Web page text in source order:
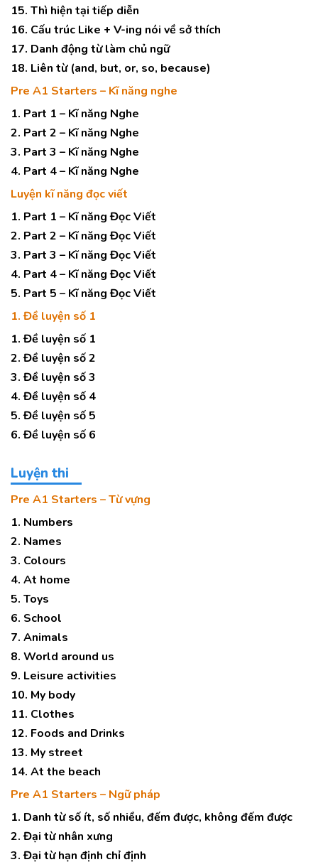
15. Thì hiện tại tiếp diễn
16. Cấu trúc Like + V-ing nói về sở thích
17. Danh động từ làm chủ ngữ
18. Liên từ (and, but, or, so, because)
Pre A1 Starters – Kĩ năng nghe
1. Part 1 – Kĩ năng Nghe
2. Part 2 – Kĩ năng Nghe
3. Part 3 – Kĩ năng Nghe
4. Part 4 – Kĩ năng Nghe
Luyện kĩ năng đọc viết
1. Part 1 – Kĩ năng Đọc Viết
2. Part 2 – Kĩ năng Đọc Viết
3. Part 3 – Kĩ năng Đọc Viết
4. Part 4 – Kĩ năng Đọc Viết
5. Part 5 – Kĩ năng Đọc Viết
1. Đề luyện số 1
1. Đề luyện số 1
2. Đề luyện số 2
3. Đề luyện số 3
4. Đề luyện số 4
5. Đề luyện số 5
6. Đề luyện số 6
Luyện thi
Pre A1 Starters – Từ vựng
1. Numbers
2. Names
3. Colours
4. At home
5. Toys
6. School
7. Animals
8. World around us
9. Leisure activities
10. My body
11. Clothes
12. Foods and Drinks
13. My street
14. At the beach
Pre A1 Starters – Ngữ pháp
1. Danh từ số ít, số nhiều, đếm được, không đếm được
2. Đại từ nhân xưng
3. Đại từ hạn định chỉ định